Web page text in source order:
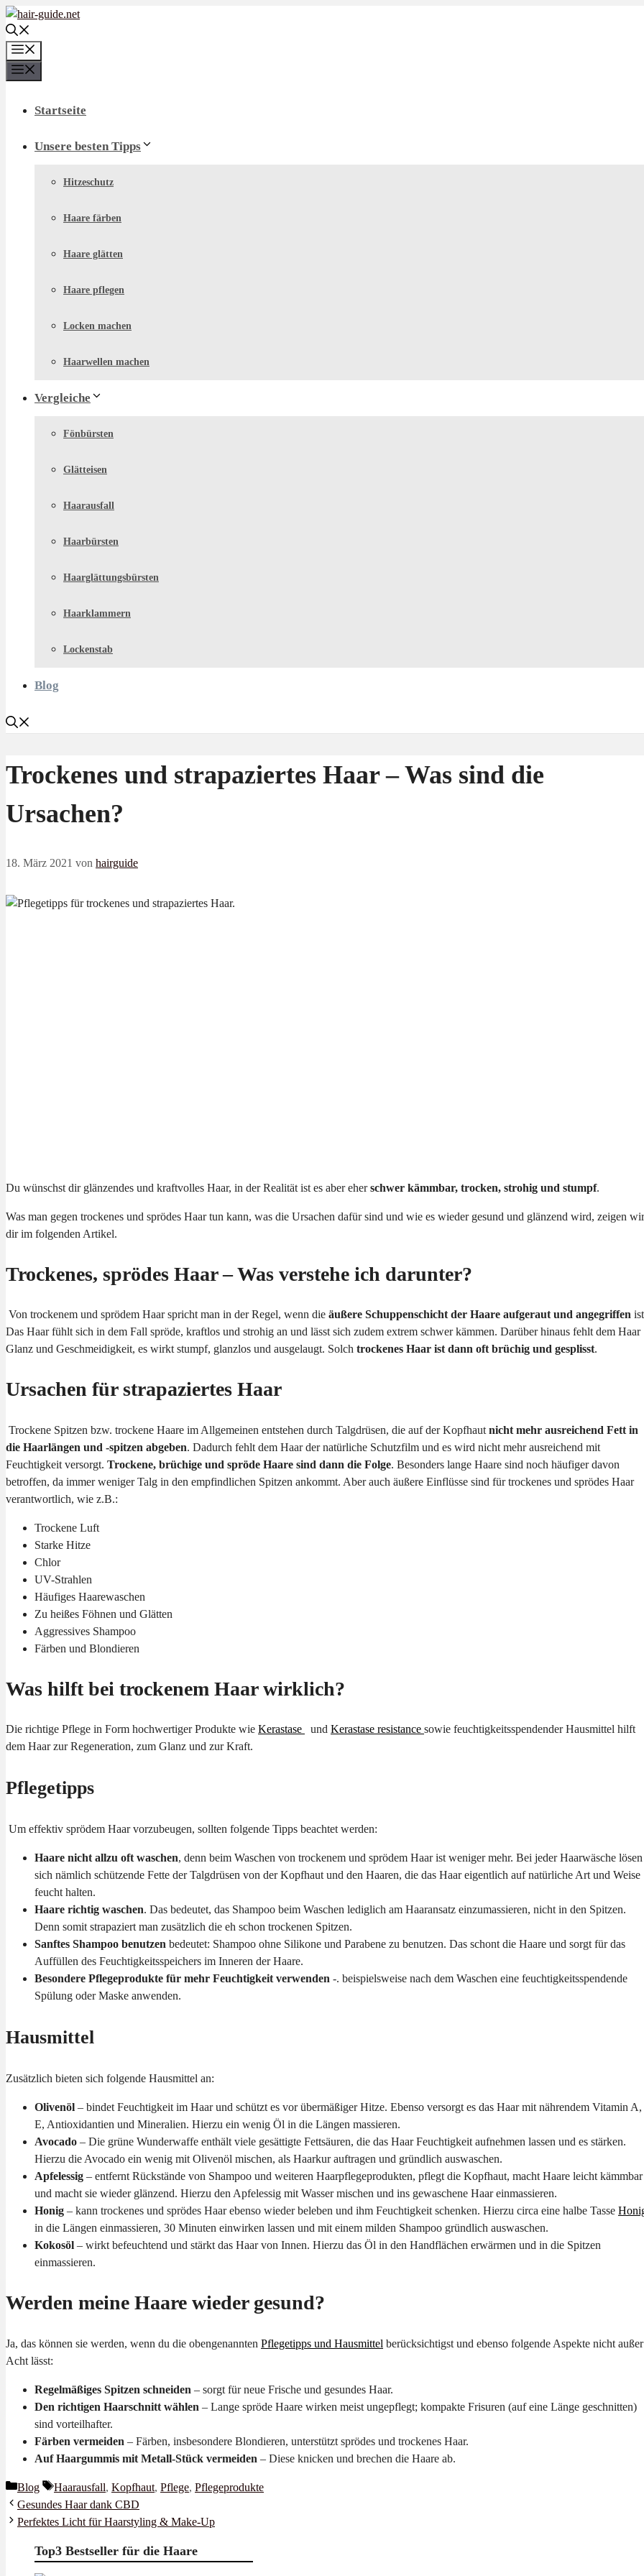
Zum
Inhalt
springen
Startseite
Unsere besten Tipps
Hitzeschutz
Haare färben
Haare glätten
Haare pflegen
Locken machen
Haarwellen machen
Vergleiche
Fönbürsten
Glätteisen
Haarausfall
Haarbürsten
Haarglättungsbürsten
Haarklammern
Lockenstab
Blog
Trockenes und strapaziertes Haar – Was sind die
Ursachen?
18. März 2021 von hairguide
Du wünschst dir glänzendes und kraftvolles Haar, in der Realität ist es aber eherschwer kämmbar, trocken, strohig und stumpf.
Was man gegen trockenes und sprödes Haar tun kann, was die Ursachen dafür sind und wie es wieder gesund und glänzend wird, zeigen wir
dir im folgenden Artikel.
Trockenes, sprödes Haar – Was verstehe ich darunter?
Von trockenem und sprödem Haar spricht man in der Regel, wenn die äußere Schuppenschicht der Haare aufgeraut und angegriffen
Das Haar fühlt sich in dem Fall spröde, kraftlos und strohig an und lässt sich zudem extrem schwer kämmen. Darüber hinaus fehlt dem Haar
Glanz und Geschmeidigkeit, es wirkt stumpf, glanzlos und ausgelaugt. Solch trockenes Haar ist dann oft brüchig und gesplisst.
Ursachen für strapaziertes Haar
Trockene Spitzen bzw. trockene Haare im Allgemeinen entstehen durch Talgdrüsen, die auf der Kopfhaut nicht mehr ausreichend Fett in
die Haarlängen und -spitzen abgeben. Dadurch fehlt dem Haar der natürliche Schutzfilm und es wird nicht mehr ausreichend mit
Feuchtigkeit versorgt. Trockene, brüchige und spröde Haare sind dann die Folge. Besonders lange Haare sind noch häufiger davon
betroffen, da immer weniger Talg in den empfindlichen Spitzen ankommt. Aber auch äußere Einflüsse sind für trockenes und sprödes Haar
verantwortlich, wie z.B.:
Trockene Luft
Starke Hitze
Chlor
UV-Strahlen
Häufiges Haarewaschen
Zu heißes Föhnen und Glätten
Aggressives Shampoo
Färben und Blondieren
Was hilft bei trockenem Haar wirklich?
Die richtige Pflege in Form hochwertiger Produkte wie Kerastase und Kerastase resistance sowie feuchtigkeitsspendender Hausmittel hilft
dem Haar zur Regeneration, zum Glanz und zur Kraft.
Pflegetipps
Um effektiv sprödem Haar vorzubeugen, sollten folgende Tipps beachtet werden:
Haare nicht allzu oft waschen, denn beim Waschen von trockenem und sprödem Haar ist weniger mehr. Bei jeder Haarwäsche lösen
sich nämlich schützende Fette der Talgdrüsen von der Kopfhaut und den Haaren, die das Haar eigentlich auf natürliche Art und Weise
feucht halten.
Haare richtig waschen. Das bedeutet, das Shampoo beim Waschen lediglich am Haaransatz einzumassieren, nicht in den Spitzen.
Denn somit strapaziert man zusätzlich die eh schon trockenen Spitzen.
Sanftes Shampoo benutzen bedeutet: Shampoo ohne Silikone und Parabene zu benutzen. Das schont die Haare und sorgt für das
Auffüllen des Feuchtigkeitsspeichers im Inneren der Haare.
Besondere Pflegeprodukte für mehr Feuchtigkeit verwenden -. beispielsweise nach dem Waschen eine feuchtigkeitsspendende
Spülung oder Maske anwenden.
Hausmittel
Zusätzlich bieten sich folgende Hausmittel an:
Olivenöl – bindet Feuchtigkeit im Haar und schützt es vor übermäßiger Hitze. Ebenso versorgt es das Haar mit nährendem Vitamin A,
E, Antioxidantien und Mineralien. Hierzu ein wenig Öl in die Längen massieren.
Avocado – Die grüne Wunderwaffe enthält viele gesättigte Fettsäuren, die das Haar Feuchtigkeit aufnehmen lassen und es stärken.
Hierzu die Avocado ein wenig mit Olivenöl mischen, als Haarkur auftragen und gründlich auswaschen.
Apfelessig – entfernt Rückstände von Shampoo und weiteren Haarpflegeprodukten, pflegt die Kopfhaut, macht Haare leicht kämmbar
und macht sie wieder glänzend. Hierzu den Apfelessig mit Wasser mischen und ins gewaschene Haar einmassieren.
Honig – kann trockenes und sprödes Haar ebenso wieder beleben und ihm Feuchtigkeit schenken. Hierzu circa eine halbe Tasse
in die Längen einmassieren, 30 Minuten einwirken lassen und mit einem milden Shampoo gründlich auswaschen.
Kokosöl – wirkt befeuchtend und stärkt das Haar von Innen. Hierzu das Öl in den Handflächen erwärmen und in die Spitzen
einmassieren.
Werden meine Haare wieder gesund?
Ja, das können sie werden, wenn du die obengenannten Pflegetipps und Hausmittel berücksichtigst und ebenso folgende Aspekte nicht außer
Acht lässt:
Regelmäßiges Spitzen schneiden – sorgt für neue Frische und gesundes Haar.
Den richtigen Haarschnitt wählen – Lange spröde Haare wirken meist ungepflegt; kompakte Frisuren (auf eine Länge geschnitten)
sind vorteilhafter.
Färben vermeiden – Färben, insbesondere Blondieren, unterstützt sprödes und trockenes Haar.
Auf Haargummis mit Metall-Stück vermeiden – Diese knicken und brechen die Haare ab.
Kategorien
Blog Schlagwörter
Haarausfall, Kopfhaut, Pflege, Pflegeprodukte
Gesundes Haar dank CBD
Perfektes Licht für Haarstyling & Make-Up
Top3 Bestseller für die Haare